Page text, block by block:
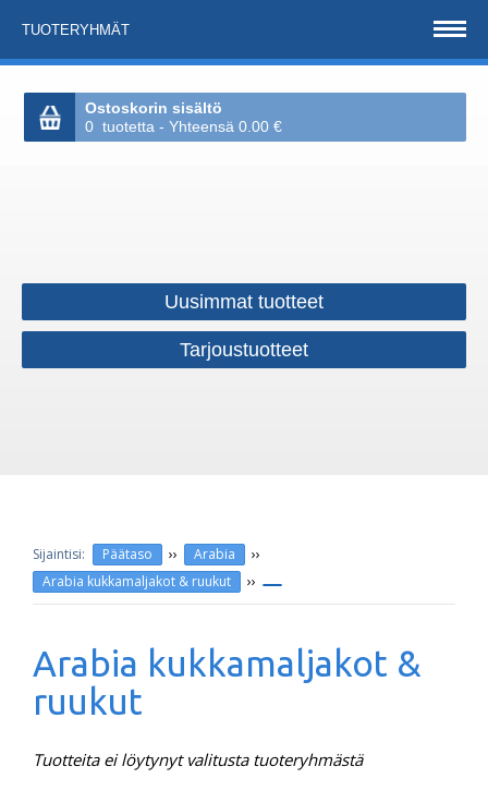
TUOTERYHMÄT
Ostoskorin sisältö
0 tuotetta - Yhteensä 0.00 €
Uusimmat tuotteet
Tarjoustuotteet
Päätaso ›› Arabia ››
Arabia kukkamaljakot & ruukut ››
Arabia kukkamaljakot &
ruukut
Tuotteita ei löytynyt valitusta tuoteryhmästä